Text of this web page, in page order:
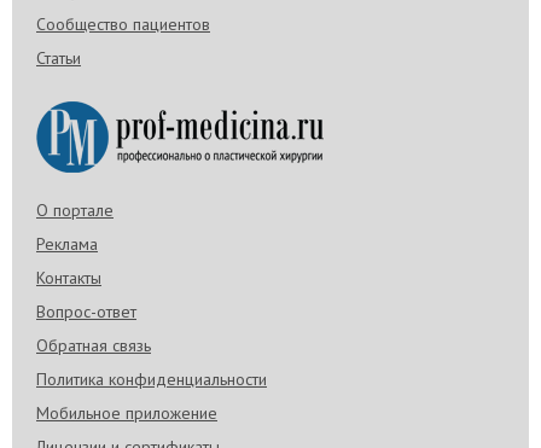
Сообщество пациентов
Статьи
О портале
Реклама
Контакты
Вопрос-ответ
Обратная связь
Политика конфиденциальности
Мобильное приложение